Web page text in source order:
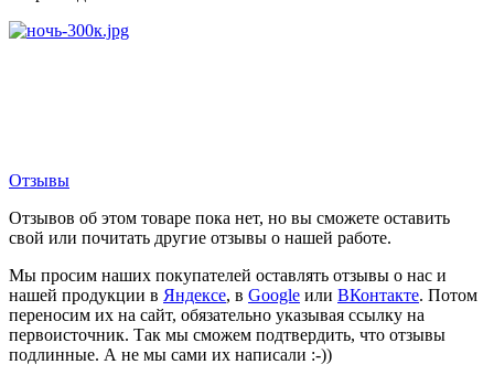
Отзывы
Отзывов об этом товаре пока нет, но вы сможете оставить
свой или почитать другие отзывы о нашей работе.
Мы просим наших покупателей оставлять отзывы о нас и
нашей продукции в Яндексе, в Google или ВКонтакте. Потом
переносим их на сайт, обязательно указывая ссылку на
первоисточник. Так мы сможем подтвердить, что отзывы
подлинные. А не мы сами их написали :-))